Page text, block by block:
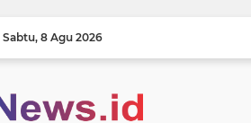
Sabtu 8 Agu 2026